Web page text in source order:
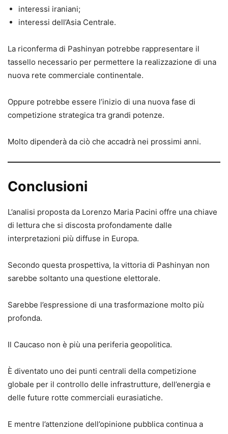
interessi iraniani;
interessi dell’Asia Centrale.
La riconferma di Pashinyan potrebbe rappresentare il
tassello necessario per permettere la realizzazione di una
nuova rete commerciale continentale.
Oppure potrebbe essere l’inizio di una nuova fase di
competizione strategica tra grandi potenze.
Molto dipenderà da ciò che accadrà nei prossimi anni.
Conclusioni
L’analisi proposta da Lorenzo Maria Pacini offre una chiave
di lettura che si discosta profondamente dalle
interpretazioni più diffuse in Europa.
Secondo questa prospettiva, la vittoria di Pashinyan non
sarebbe soltanto una questione elettorale.
Sarebbe l’espressione di una trasformazione molto più
profonda.
Il Caucaso non è più una periferia geopolitica.
È diventato uno dei punti centrali della competizione
globale per il controllo delle infrastrutture, dell’energia e
delle future rotte commerciali eurasiatiche.
E mentre l’attenzione dell’opinione pubblica continua a